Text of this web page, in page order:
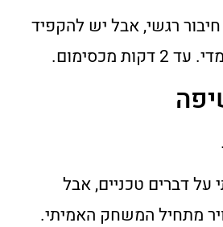
רגשי, אבל יש להקפיד
מכסימום.
על דברים טכניים, אבל
מתחיל המשחק האמיתי.